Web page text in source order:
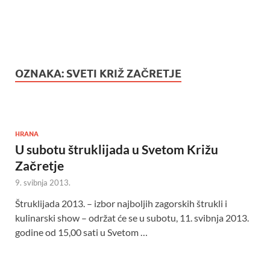
OZNAKA: SVETI KRIŽ ZAČRETJE
HRANA
U subotu štruklijada u Svetom Križu
Začretje
9. svibnja 2013.
Štruklijada 2013. – izbor najboljih zagorskih štrukli i
kulinarski show – održat će se u subotu, 11. svibnja 2013.
godine od 15,00 sati u Svetom …